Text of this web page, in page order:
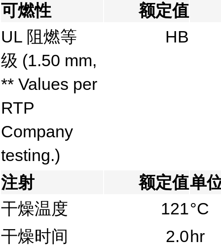
可燃性
额定值
UL 阻燃等
级 (1.50 mm,
** Values per
RTP
Company
testing.)
HB
注射 额定值单
干燥温度
121°C
干燥时间
2.0hr